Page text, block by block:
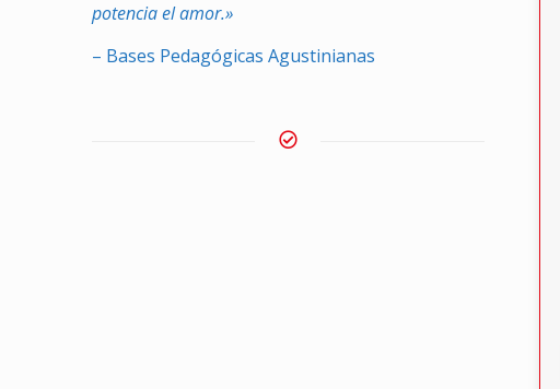
potencia el amor.»
– Bases Pedagógicas Agustinianas